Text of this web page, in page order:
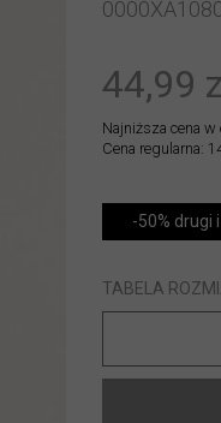
44,99
Najniższa cena
Cena regularna:
-50% drugi
TABELA